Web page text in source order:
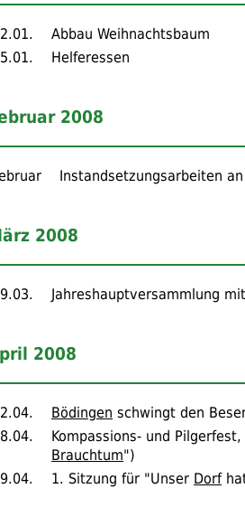
Abbau Weihnachtsbaum
Helferessen
2008
Instandsetzungsarbeiten
2008
Jahreshauptversammlung
2008
Bödingen schwingt den
Kompassions- und Pilgerfest,
Brauchtum")
1. Sitzung für "Unser Dorf